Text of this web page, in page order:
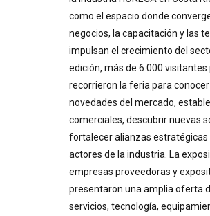
como el espacio donde
negocios, la capacitación y las
impulsan el crecimiento del
edición, más de 6.000
recorrieron la feria para
novedades del mercado,
comerciales, descubrir nuevas
fortalecer alianzas estratégicas
actores de la industria. La
empresas proveedoras y
presentaron una amplia oferta
servicios, tecnología,